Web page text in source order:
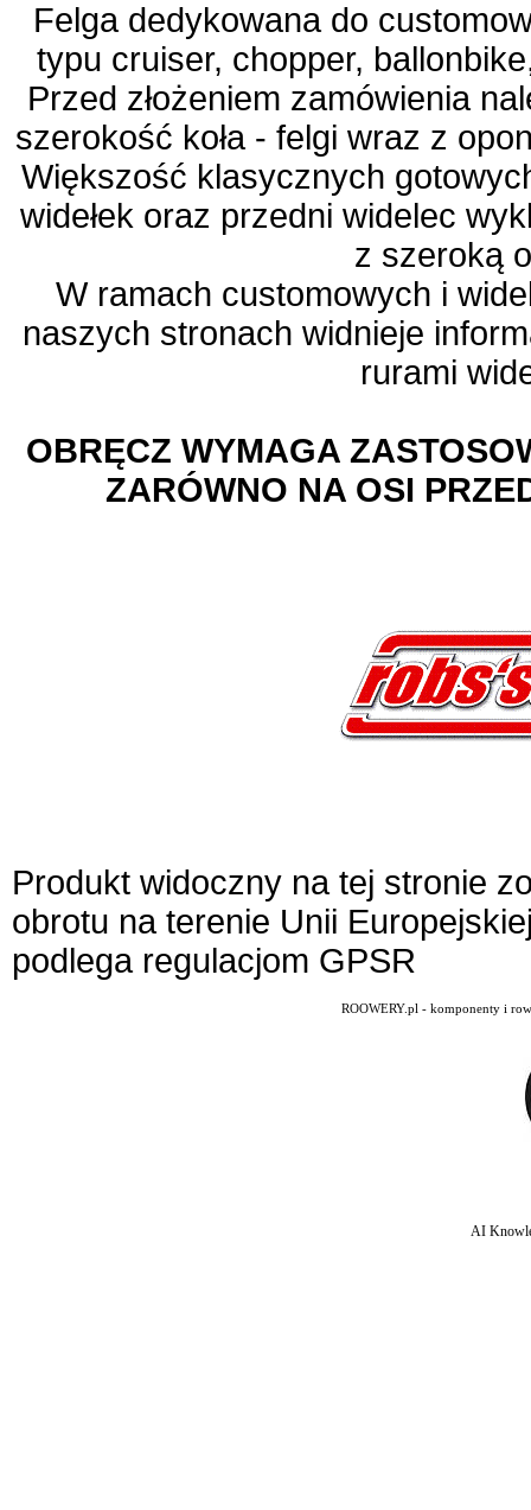
Felga dedykowana do
typu cruiser, chopper,
Przed złożeniem zamówienia
szerokość koła - felgi wraz z
Większość klasycznych
widełek oraz przedni widelec
z szeroką
W ramach customowych i
naszych stronach widnieje
rurami
OBRĘCZ WYMAGA
ZARÓWNO NA OSI
Produkt widoczny na tej stronie
obrotu na terenie Unii
podlega regulacjom GPSR
ROOWERY.pl - komponenty i
AI